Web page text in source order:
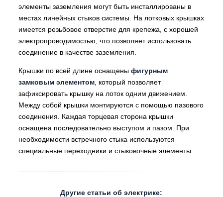
элементы заземления могут быть инсталлированы в
местах линейных стыков системы. На лотковых крышках
имеется резьбовое отверстие для крепежа, с хорошей
электропроводимостью, что позволяет использовать
соединение в качестве заземления.
Крышки по всей длине оснащены фигурным
замковым элементом, который позволяет
зафиксировать крышку на лоток одним движением.
Между собой крышки монтируются с помощью пазового
соединения. Каждая торцевая сторона крышки
оснащена последовательно выступом и пазом. При
необходимости встречного стыка используются
специальные переходники и стыковочные элементы.
Другие статьи об электрике: